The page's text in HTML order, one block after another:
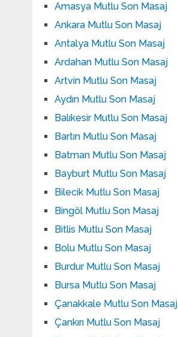
Amasya Mutlu Son Masaj
Ankara Mutlu Son Masaj
Antalya Mutlu Son Masaj
Ardahan Mutlu Son Masaj
Artvin Mutlu Son Masaj
Aydın Mutlu Son Masaj
Balıkesir Mutlu Son Masaj
Bartın Mutlu Son Masaj
Batman Mutlu Son Masaj
Bayburt Mutlu Son Masaj
Bilecik Mutlu Son Masaj
Bingöl Mutlu Son Masaj
Bitlis Mutlu Son Masaj
Bolu Mutlu Son Masaj
Burdur Mutlu Son Masaj
Bursa Mutlu Son Masaj
Çanakkale Mutlu Son Masaj
Çankırı Mutlu Son Masaj